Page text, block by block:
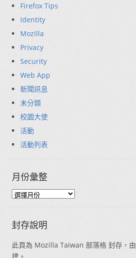
Firefox Tips
Identity
Mozilla
Privacy
Security
Web App
新聞訊息
未分類
校園大使
活動
活動列表
月份彙整
封存說明
此頁為 Mozilla Taiwan 部落格 封存，由